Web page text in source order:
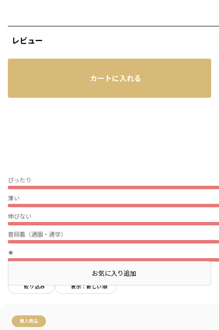
レビュー
ぴったり
薄い
伸びない
普段着（通園・通学）
★
絞り込み 表示：新しい順
購入商品
カートに入れる
お気に入り追加